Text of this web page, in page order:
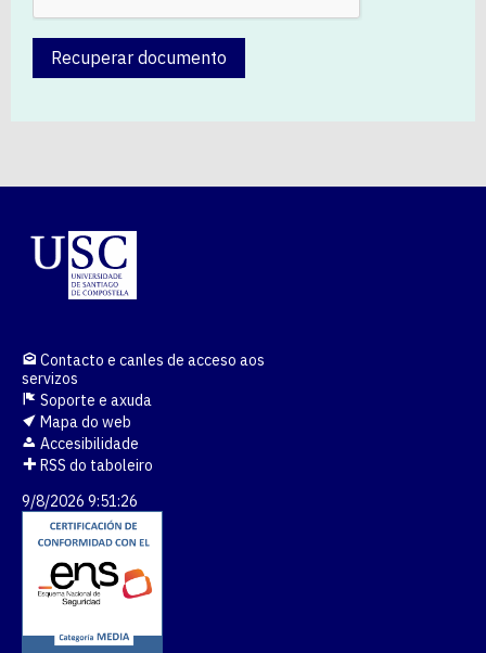
Recuperar documento
Contacto e canles de acceso aos
servizos
Soporte e axuda
Mapa do web
Accesibilidade
RSS do taboleiro
9/8/2026 9:51:27